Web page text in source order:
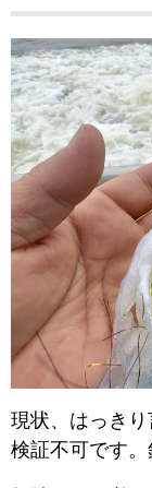
現状、はっき
検証不可です。